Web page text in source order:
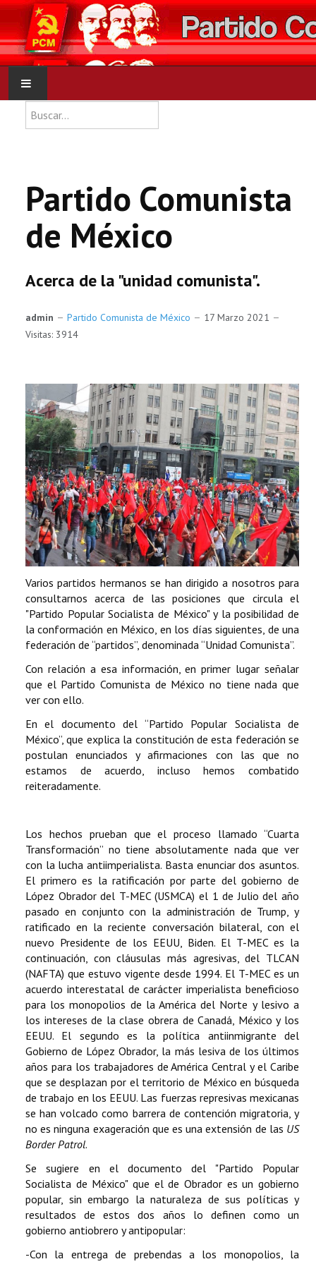
INICIO
NOTICIAS
DOCUMENTOS
Buscar
Partido Comunista
de México
Acerca de la "unidad comunista".
admin Partido Comunista de México
17 Marzo 2021
Visitas: 3914
Varios partidos hermanos se han dirigido a nosotros para
consultarnos acerca de las posiciones que circula el
"Partido Popular Socialista de México" y la posibilidad de
la conformación en México, en los días siguientes, de una
federación de “partidos”, denominada “Unidad Comunista”.
Con relación a esa información, en primer lugar señalar
que el Partido Comunista de México no tiene nada que
ver con ello.
En el documento del “Partido Popular Socialista de
México”, que explica la constitución de esta federación se
postulan enunciados y afirmaciones con las que no
estamos de acuerdo, incluso hemos combatido
reiteradamente.
Los hechos prueban que el proceso llamado “Cuarta
Transformación” no tiene absolutamente nada que ver
con la lucha antiimperialista. Basta enunciar dos asuntos.
El primero es la ratificación por parte del gobierno de
López Obrador del T-MEC (USMCA) el 1 de Julio del año
pasado en conjunto con la administración de Trump, y
ratificado en la reciente conversación bilateral, con el
nuevo Presidente de los EEUU, Biden. El T-MEC es la
continuación, con cláusulas más agresivas, del TLCAN
(NAFTA) que estuvo vigente desde 1994. El T-MEC es un
acuerdo interestatal de carácter imperialista beneficioso
para los monopolios de la América del Norte y lesivo a
los intereses de la clase obrera de Canadá, México y los
EEUU. El segundo es la política antiinmigrante del
Gobierno de López Obrador, la más lesiva de los últimos
años para los trabajadores de América Central y el Caribe
que se desplazan por el territorio de México en búsqueda
de trabajo en los EEUU. Las fuerzas represivas mexicanas
se han volcado como barrera de contención migratoria, y
no es ninguna exageración que es una extensión de las US
Border Patrol.
Se sugiere en el documento del "Partido Popular
Socialista de México" que el de Obrador es un gobierno
popular, sin embargo la naturaleza de sus políticas y
resultados de estos dos años lo definen como un
gobierno antiobrero y antipopular:
-Con la entrega de prebendas a los monopolios, la